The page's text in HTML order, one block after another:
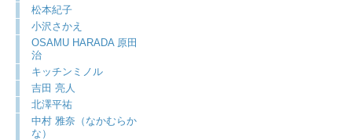
松本紀子
小沢さかえ
OSAMU HARADA 原田
治
キッチンミノル
吉田 亮人
北澤平祐
中村 雅奈（なかむらか
な）